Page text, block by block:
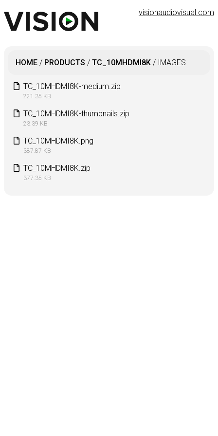
visionaudiovisual.com
HOME / PRODUCTS / TC_10MHDMI8K / IMAGES
TC_10MHDMI8K-medium.zip
221.35 KB
TC_10MHDMI8K-thumbnails.zip
23.39 KB
TC_10MHDMI8K.png
387.87 KB
TC_10MHDMI8K.zip
377.35 KB